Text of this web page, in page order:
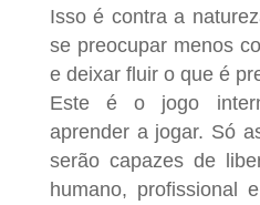
Isso é contra a
se preocupar menos
e deixar fluir o que é
Este é o jogo
aprender a jogar. Só
serão capazes de
humano, profissional